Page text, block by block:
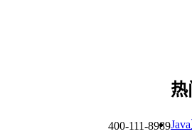
400-111-8989
热